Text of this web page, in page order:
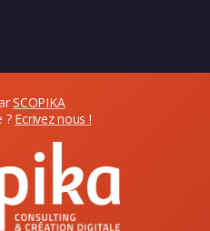
SCOPIKA
? Ecrivez nous !